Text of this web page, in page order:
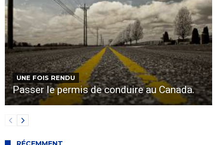
UNE FOIS RENDU
Passer le permis de conduire au Canada.